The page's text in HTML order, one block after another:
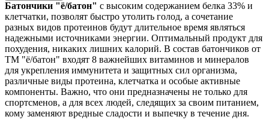
Батончики "ё/батон" с высоким содержанием белка 33% и
клетчатки, позволят быстро утолить голод, а сочетание
разных видов протеинов будут длительное время являться
надежными источниками энергии. Оптимальный продукт для
похудения, никаких лишних калорий. В состав батончиков от
ТМ "ё/батон" входят 8 важнейших витаминов и минералов
для укрепления иммунитета и защитных сил организма,
различные виды протеина, клетчатка и особые активные
компоненты. Важно, что они предназначены не только для
спортсменов, а для всех людей, следящих за своим питанием,
кому заменяют вредные сладости и выпечку в течение дня.